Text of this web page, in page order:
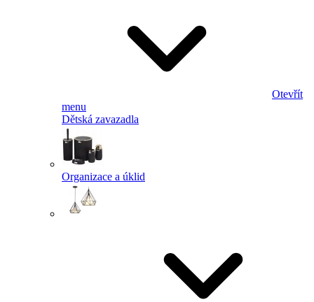
Otevřít
menu
Dětská zavazadla
Organizace a úklid